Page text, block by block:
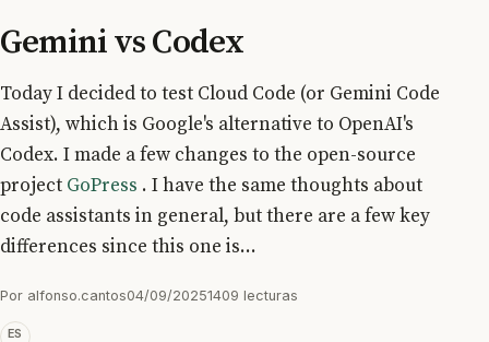
Gemini vs Codex
Today I decided to test Cloud Code (or Gemini Code
Assist), which is Google's alternative to OpenAI's
Codex. I made a few changes to the open-source
project GoPress . I have the same thoughts about
code assistants in general, but there are a few key
differences since this one is...
Por alfonso.cantos04/09/20251409 lecturas
ES